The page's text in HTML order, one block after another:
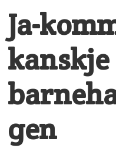
Ja-
kanskje
gen